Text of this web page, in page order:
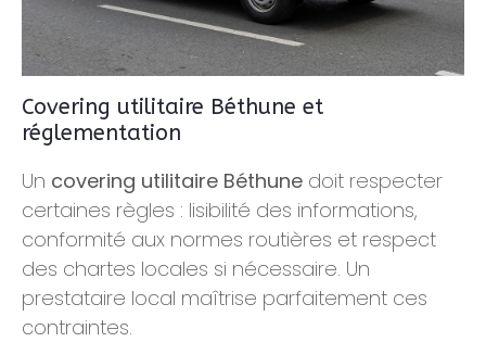
Covering utilitaire Béthune et
réglementation
Un covering utilitaire Béthune doit respecter
certaines règles : lisibilité des informations,
conformité aux normes routières et respect
des chartes locales si nécessaire. Un
prestataire local maîtrise parfaitement ces
contraintes.